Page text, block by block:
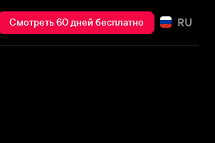
Смотреть 60 дней бесплатно RU